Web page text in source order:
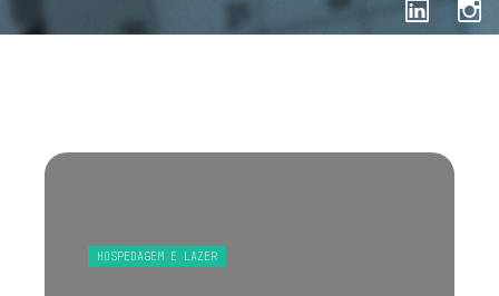
HOSPEDAGEM E LAZER